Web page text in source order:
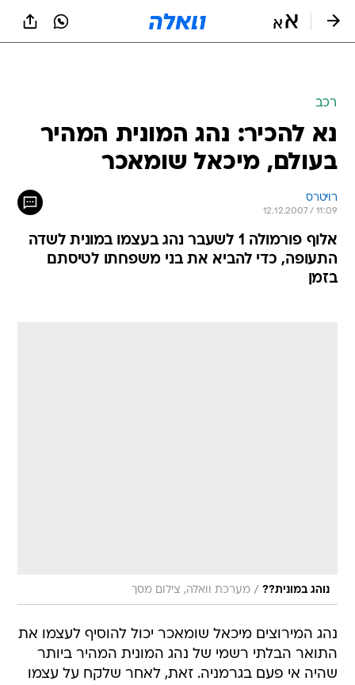
רכב
נא להכיר: נהג המונית המהיר
בעולם, מיכאל שומאכר
רויטרס
12.12.2007 / 11:09
אלוף פורמולה 1 לשעבר נהג בעצמו במונית לשדה
התעופה, כדי להביא את בני משפחתו לטיסתם
בזמן
נוהג במונית?? / מערכת וואלה, צילום מסך
נהג המירוצים מיכאל שומאכר יכול להוסיף לעצמו את
התואר הבלתי רשמי של נהג המונית המהיר ביותר
שהיה אי פעם בגרמניה. זאת, לאחר שלקח על עצמו